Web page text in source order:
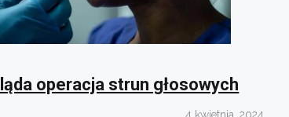
operacja strun głosowych